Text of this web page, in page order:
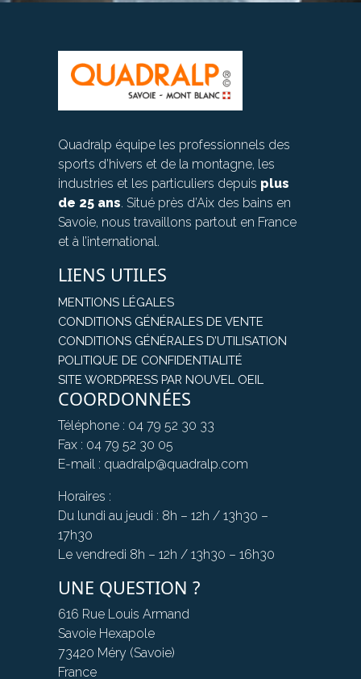
Quadralp équipe les professionnels des
sports d’hivers et de la montagne, les
industries et les particuliers depuis plus
de 25 ans. Situé près d’Aix des bains en
Savoie, nous travaillons partout en France
et à l’international.
LIENS UTILES
MENTIONS LÉGALES
CONDITIONS GÉNÉRALES DE VENTE
CONDITIONS GÉNÉRALES D’UTILISATION
POLITIQUE DE CONFIDENTIALITÉ
SITE WORDPRESS PAR NOUVEL OEIL
COORDONNÉES
Téléphone : 04 79 52 30 33
Fax : 04 79 52 30 05
E-mail : quadralp@quadralp.com
Horaires :
Du lundi au jeudi : 8h – 12h / 13h30 –
17h30
Le vendredi 8h – 12h / 13h30 – 16h30
UNE QUESTION ?
616 Rue Louis Armand
Savoie Hexapole
73420 Méry (Savoie)
France